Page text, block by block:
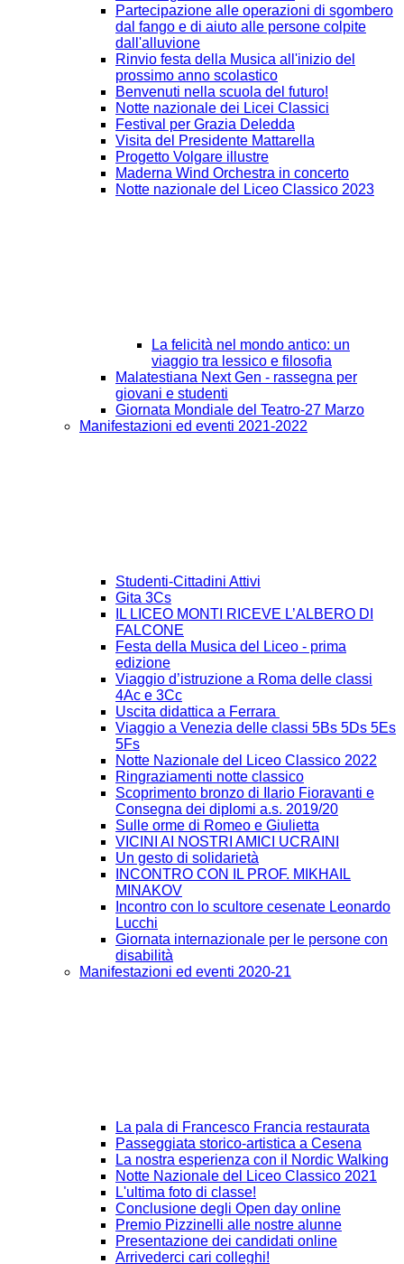
Partecipazione alle operazioni di sgombero
dal fango e di aiuto alle persone colpite
dall'alluvione
Rinvio festa della Musica all'inizio del
prossimo anno scolastico
Benvenuti nella scuola del futuro!
Notte nazionale dei Licei Classici
Festival per Grazia Deledda
Visita del Presidente Mattarella
Progetto Volgare illustre
Maderna Wind Orchestra in concerto
Notte nazionale del Liceo Classico 2023
La felicità nel mondo antico: un
viaggio tra lessico e filosofia
Malatestiana Next Gen - rassegna per
giovani e studenti
Giornata Mondiale del Teatro-27 Marzo
Manifestazioni ed eventi 2021-2022
Studenti-Cittadini Attivi
Gita 3Cs
IL LICEO MONTI RICEVE L’ALBERO DI
FALCONE
Festa della Musica del Liceo - prima
edizione
Viaggio d’istruzione a Roma delle classi
4Ac e 3Cc
Uscita didattica a Ferrara
Viaggio a Venezia delle classi 5Bs 5Ds 5Es
5Fs
Notte Nazionale del Liceo Classico 2022
Ringraziamenti notte classico
Scoprimento bronzo di Ilario Fioravanti e
Consegna dei diplomi a.s. 2019/20
Sulle orme di Romeo e Giulietta
VICINI AI NOSTRI AMICI UCRAINI
Un gesto di solidarietà
INCONTRO CON IL PROF. MIKHAIL
MINAKOV
Incontro con lo scultore cesenate Leonardo
Lucchi
Giornata internazionale per le persone con
disabilità
Manifestazioni ed eventi 2020-21
La pala di Francesco Francia restaurata
Passeggiata storico-artistica a Cesena
La nostra esperienza con il Nordic Walking
Notte Nazionale del Liceo Classico 2021
L'ultima foto di classe!
Conclusione degli Open day online
Premio Pizzinelli alle nostre alunne
Presentazione dei candidati online
Arrivederci cari colleghi!